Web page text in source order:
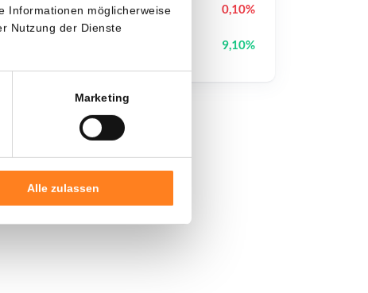
Informationen möglicherweise
Nutzung der Dienste
Marketing
Alle zulassen
Sui SUI 0,10%
9,10%